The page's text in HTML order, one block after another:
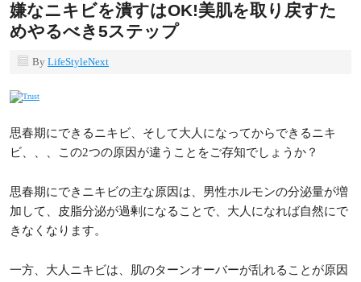
嫌なニキビを潰すはOK!美肌を取り戻すた
めやるべき5ステップ
By LifeStyleNext
思春期にできるニキビ、そして大人になってからできるニキ
ビ、、、この2つの原因が違うことをご存知でしょうか？
思春期にできニキビの主な原因は、男性ホルモンの分泌量が増
加して、皮脂分泌が過剰になることで、大人になれば自然にで
きなくなります。
一方、大人ニキビは、肌のターンオーバーが乱れることが原因